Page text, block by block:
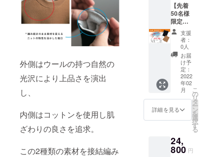
外側はウールの持つ自然の
光沢により上品さを演出
し、
内側はコットンを使用し肌
ざわりの良さを追求。
この2種類の素材を接結編み
TENDERは
選んでいき
ます。
【先着
50名様
限定価
格】
2nd
SHORT
S 一般
販売予
定価格
¥13,000
→¥10,4
00(税/送
料込）
支援
者：
0人
お届
け予
定：
2022
年02
月
詳細を見る
こ
の
リ
タ
ー
ン
を
選
択
す
る
24,
800 円